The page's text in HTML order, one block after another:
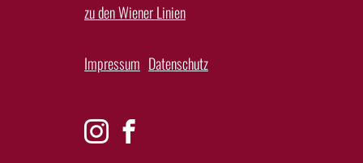
zu den Wiener Linien
Impressum Datenschutz